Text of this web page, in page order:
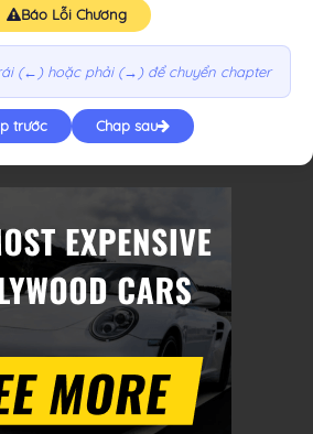
Báo Lỗi Chương
(←) hoặc phải (→) để chuyển chapter
trước Chap sau